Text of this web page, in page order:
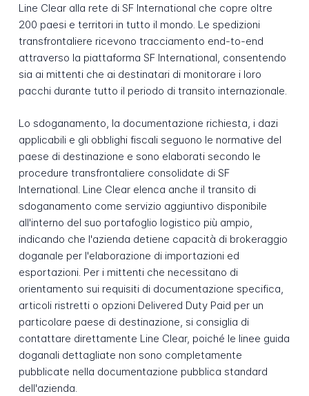
Line Clear alla rete di SF International che copre oltre
200 paesi e territori in tutto il mondo. Le spedizioni
transfrontaliere ricevono tracciamento end-to-end
attraverso la piattaforma SF International, consentendo
sia ai mittenti che ai destinatari di monitorare i loro
pacchi durante tutto il periodo di transito internazionale.
Lo sdoganamento, la documentazione richiesta, i dazi
applicabili e gli obblighi fiscali seguono le normative del
paese di destinazione e sono elaborati secondo le
procedure transfrontaliere consolidate di SF
International. Line Clear elenca anche il transito di
sdoganamento come servizio aggiuntivo disponibile
all'interno del suo portafoglio logistico più ampio,
indicando che l'azienda detiene capacità di brokeraggio
doganale per l'elaborazione di importazioni ed
esportazioni. Per i mittenti che necessitano di
orientamento sui requisiti di documentazione specifica,
articoli ristretti o opzioni Delivered Duty Paid per un
particolare paese di destinazione, si consiglia di
contattare direttamente Line Clear, poiché le linee guida
doganali dettagliate non sono completamente
pubblicate nella documentazione pubblica standard
dell'azienda.